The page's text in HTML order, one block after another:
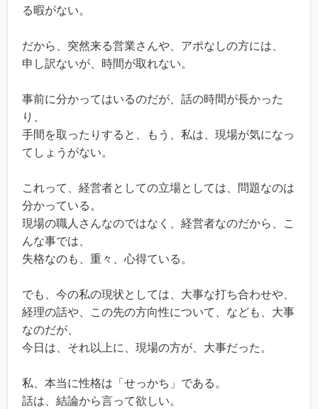
る暇がない。
だから、突然来る営業さんや、アポなしの方には、
申し訳ないが、時間が取れない。
事前に分かってはいるのだが、話の時間が長かった
り、
手間を取ったりすると、もう、私は、現場が気になっ
てしょうがない。
これって、経営者としての立場としては、問題なのは
分かっている。
現場の職人さんなのではなく、経営者なのだから、こ
んな事では、
失格なのも、重々、心得ている。
でも、今の私の現状としては、大事な打ち合わせや、
経理の話や、この先の方向性について、なども、大事
なのだが、
今日は、それ以上に、現場の方が、大事だった。
私、本当に性格は「せっかち」である。
話は、結論から言って欲しい。